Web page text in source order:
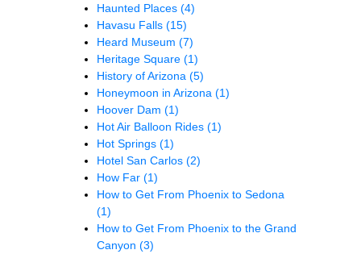
Haunted Places (4)
Havasu Falls (15)
Heard Museum (7)
Heritage Square (1)
History of Arizona (5)
Honeymoon in Arizona (1)
Hoover Dam (1)
Hot Air Balloon Rides (1)
Hot Springs (1)
Hotel San Carlos (2)
How Far (1)
How to Get From Phoenix to Sedona
(1)
How to Get From Phoenix to the Grand
Canyon (3)